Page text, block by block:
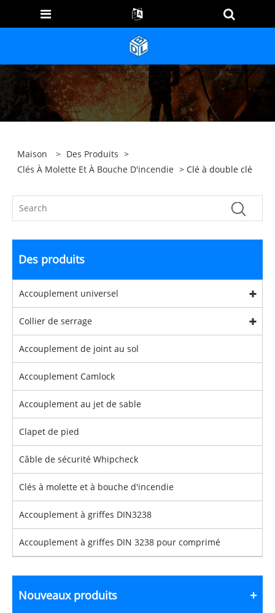
Maison > Des Produits >
Clés À Molette Et À Bouche D'incendie > Clé à double clé
Des produits
Accouplement universel
Collier de serrage
Accouplement de joint au sol
Accouplement Camlock
Accouplement au jet de sable
Clapet de pied
Câble de sécurité Whipcheck
Clés à molette et à bouche d'incendie
Accouplement à griffes DIN3238
Accouplement à griffes DIN 3238 pour comprimé
Nouveaux produits